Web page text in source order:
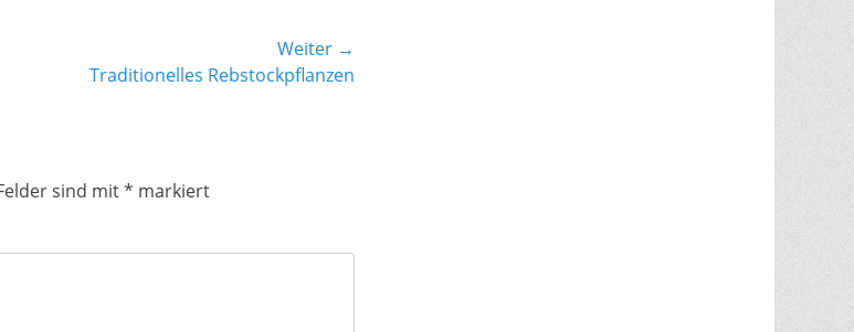
Weiter →
Traditionelles Rebstockpflanzen
sind mit* markiert